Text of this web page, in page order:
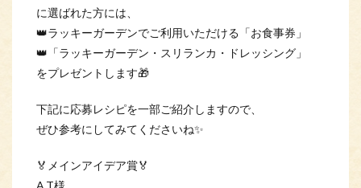
に選ばれた方には、
👑ラッキーガーデンでご利用いただける「お食事券」
👑「ラッキーガーデン・スリランカ・ドレッシング」
をプレゼントします🎁
下記に応募レシピを一部ご紹介しますので、
ぜひ参考にしてみてくださいね✨
🏅メインアイデア賞🏅
A.T様